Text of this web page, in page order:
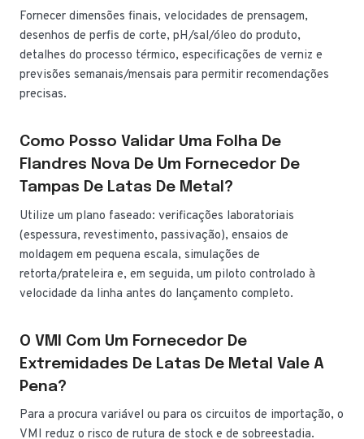
Fornecer dimensões finais, velocidades de prensagem,
desenhos de perfis de corte, pH/sal/óleo do produto,
detalhes do processo térmico, especificações de verniz e
previsões semanais/mensais para permitir recomendações
precisas.
Como Posso Validar Uma Folha De
Flandres Nova De Um Fornecedor De
Tampas De Latas De Metal?
Utilize um plano faseado: verificações laboratoriais
(espessura, revestimento, passivação), ensaios de
moldagem em pequena escala, simulações de
retorta/prateleira e, em seguida, um piloto controlado à
velocidade da linha antes do lançamento completo.
O VMI Com Um Fornecedor De
Extremidades De Latas De Metal Vale A
Pena?
Para a procura variável ou para os circuitos de importação, o
VMI reduz o risco de rutura de stock e de sobreestadia.